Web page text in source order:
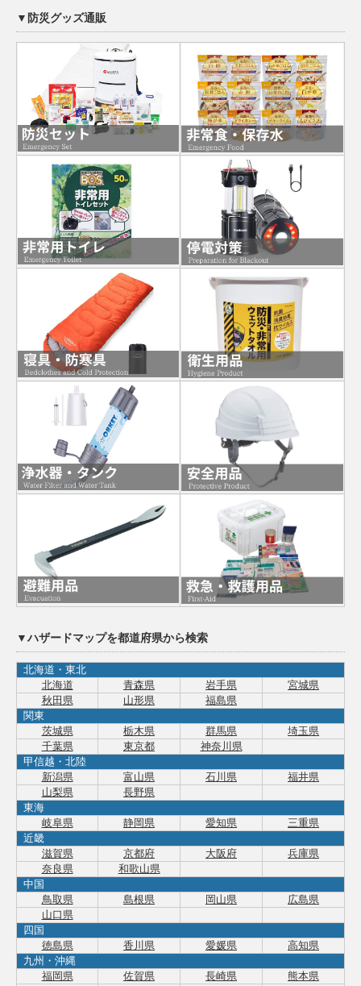
▼防災グッズ通販
▼ハザードマップを都道府県から検索
北海道・東北
北海道
青森県 岩手県
宮城県
秋田県
山形県
福島県
関東
茨城県
栃木県 群馬県
埼玉県
千葉県
東京都
神奈川県
甲信越・北陸
新潟県
富山県 石川県
福井県
山梨県
長野県
東海
岐阜県
静岡県 愛知県
三重県
近畿
滋賀県
京都府 大阪府
兵庫県
奈良県
和歌山県
中国
鳥取県
島根県 岡山県
広島県
山口県
四国
徳島県
香川県 愛媛県
高知県
九州・沖縄
福岡県
佐賀県 長崎県
熊本県